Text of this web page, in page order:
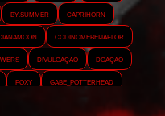
By.summer
Caprihorn
Codinomebeijaflor
Divulgação
Doação
Foxy
Gabe_Potterhead